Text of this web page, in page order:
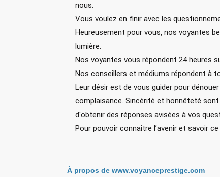
nous.
Vous voulez en finir avec les
Heureusement pour vous, nos voyantes
lumière.
Nos voyantes vous répondent 24 heures
Nos conseillers et médiums répondent à
Leur désir est de vous guider pour
complaisance. Sincérité et honnêteté
d'obtenir des réponses avisées à vos
Pour pouvoir connaitre l’avenir et savoir
À propos de www.voyanceprestige.com